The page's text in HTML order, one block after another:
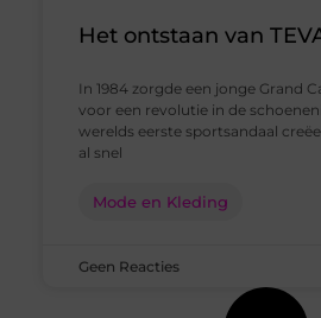
Het ontstaan van
In 1984 zorgde een jonge Grand
voor een revolutie in de
werelds eerste sportsandaal
al snel
Mode en Kleding
Geen Reacties